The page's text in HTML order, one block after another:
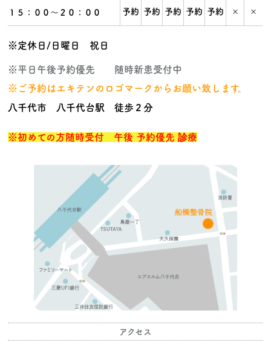
１５：００～２０：００ 予約 予約 予約 予約 予約 × ×
※定休日/日曜日 祝日
※平日午後予約優先 随時新患受付中
※ご予約はエキテンのロゴマークからお願い致します。
八千代市 八千代台駅 徒歩２分
※初めての方随時受付 午後 予約優先 診療
アクセス